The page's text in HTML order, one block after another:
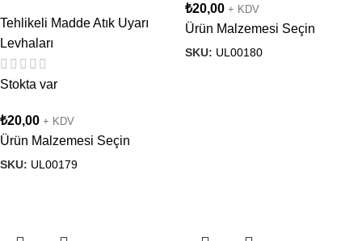
Tehlikeli Madde Atık Uyarı
Levhaları
Stokta var
₺20,00 + KDV
Ürün Malzemesi Seçin
SKU: UL00179
₺20,00 + KDV
Ürün Malzemesi Seçin
SKU: UL00180